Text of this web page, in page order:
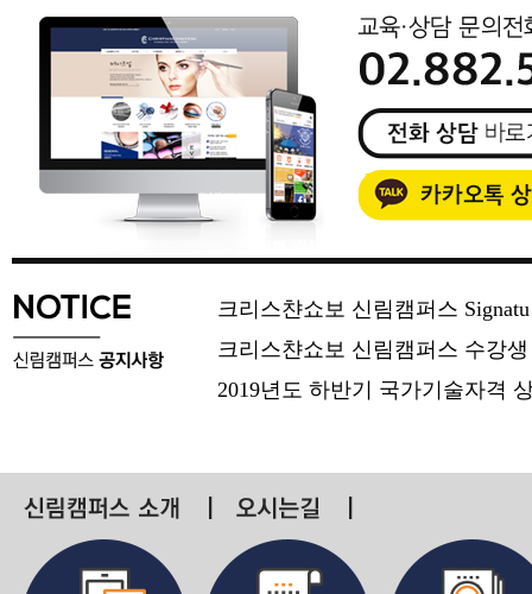
크리스챤쇼보 신림캠퍼스
크리스챤쇼보 신림캠퍼스 수강
2019년도 하반기 국가기술자격